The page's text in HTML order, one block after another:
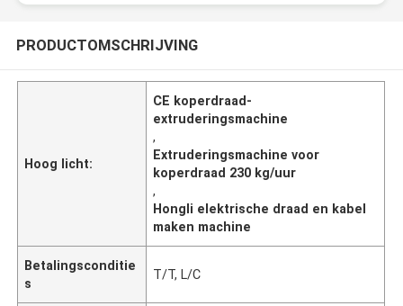
PRODUCTOMSCHRIJVING
Hoog licht:
CE koperdraad-
extruderingsmachine
,
Extruderingsmachine voor
koperdraad 230 kg/uur
,
Hongli elektrische draad en kabel
maken machine
Betalingsconditie
s
T/T, L/C